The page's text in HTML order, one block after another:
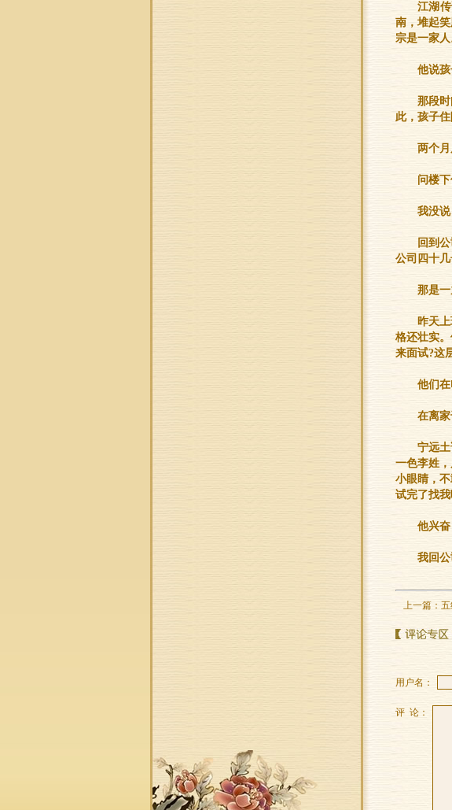
江湖
南，堆起
宗是一家人
他说孩
那段
此，孩子住
两个
问楼
我没说
回到
公司四十
那是
昨天
格还壮实
来面试?这
他们
在离
宁远
一色李姓
小眼睛，
试完了找我
他兴奋
我回
上一篇：
用户名：
评 论：